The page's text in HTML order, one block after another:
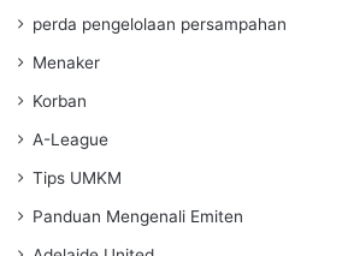
perda pengelolaan persampahan
Menaker
Korban
A-League
Tips UMKM
Panduan Mengenali Emiten